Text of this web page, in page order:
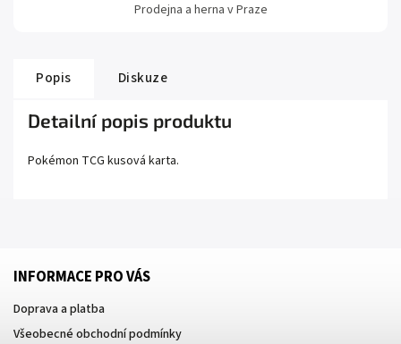
Prodejna a herna v Praze
Popis Diskuze
Detailní popis produktu
Pokémon TCG kusová karta.
INFORMACE PRO VÁS
Doprava a platba
Všeobecné obchodní podmínky